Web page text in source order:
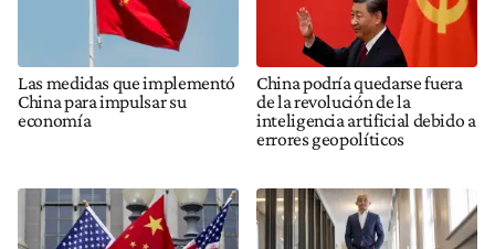
Las medidas que implementó
China para impulsar su
economía
China podría quedarse fuera
de la revolución de la
inteligencia artificial debido a
errores geopolíticos